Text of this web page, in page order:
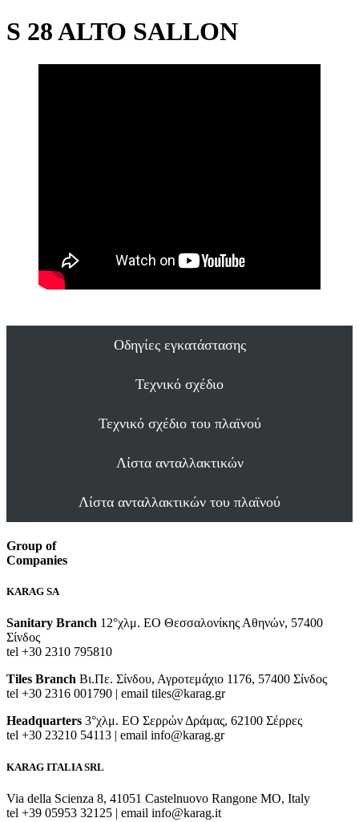
S 28 ALTO SALLON
Οδηγίες εγκατάστασης
Τεχνικό σχέδιο
Τεχνικό σχέδιο του πλαϊνού
Λίστα ανταλλακτικών
Λίστα ανταλλακτικών του πλαϊνού
Group of
Companies
KARAG SA
Sanitary Branch 12°χλμ. ΕΟ Θεσσαλονίκης Αθηνών, 57400
Σίνδος
tel +30 2310 795810
Tiles Branch Βι.Πε. Σίνδου, Αγροτεμάχιο 1176, 57400 Σίνδος
tel +30 2316 001790 | email tiles@karag.gr
Headquarters 3°χλμ. ΕΟ Σερρών Δράμας, 62100 Σέρρες
tel +30 23210 54113 | email info@karag.gr
KARAG ITALIA SRL
Via della Scienza 8, 41051 Castelnuovo Rangone MO, Italy
tel +39 05953 32125 | email info@karag.it